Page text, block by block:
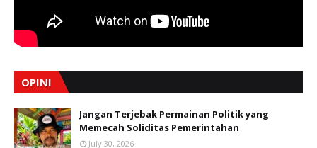
OPINI
Jangan Terjebak Permainan Politik yang
Memecah Soliditas Pemerintahan
July 30, 2026